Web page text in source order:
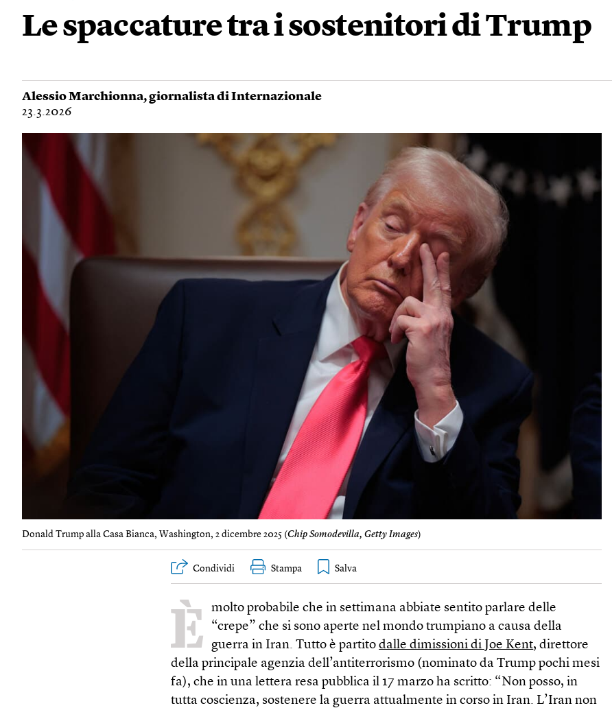
Le spaccature tra i sostenitori di Trump
Alessio Marchionna, giornalista di Internazionale
23.3.2026
Donald Trump alla Casa Bianca, Washington, 2 dicembre 2025 (Chip Somodevilla, Getty Images)
Condividi Stampa
È
molto probabile che in settimana abbiate sentito parlare delle
“crepe” che si sono aperte nel mondo trumpiano a causa della
guerra in Iran. Tutto è partitodalle dimissioni di Joe Kent, direttore
della principale agenzia dell’antiterrorismo (nominato da Trump pochi mesi
fa), che in una lettera resa pubblica il 17 marzo ha scritto: “Non posso, in
tutta coscienza, sostenere la guerra attualmente in corso in Iran. L’Iran non